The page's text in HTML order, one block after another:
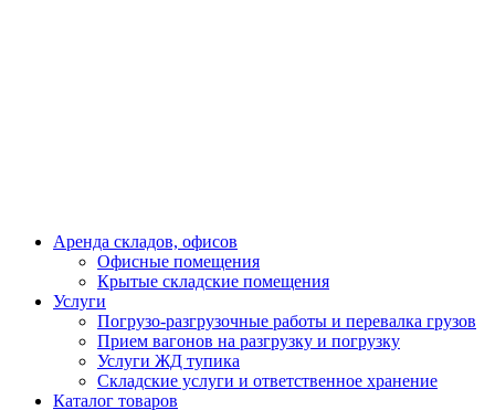
Аренда складов, офисов
Офисные помещения
Крытые складские помещения
Услуги
Погрузо-разгрузочные работы и перевалка грузов
Прием вагонов на разгрузку и погрузку
Услуги ЖД тупика
Складские услуги и ответственное хранение
Каталог товаров